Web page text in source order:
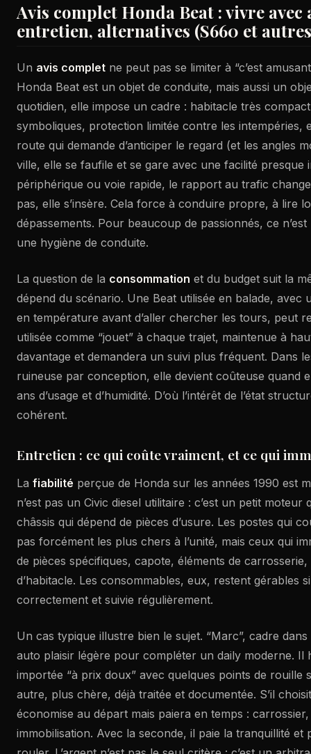
Avis complet Honda Beat : vivre
entretien, alternatives (S660 et
Un avis complet ne peut pas se limiter à “c’est
Honda Beat est un objet de conduite, mais aussi un
quotidien, elle impose un cadre : habitacle très
symboliques, protection limitée contre les intempéries,
route qui demande d’anticiper le regard (et les angles
ville, elle se faufile et se gare avec une facilité presque
périphérique ou voie rapide, le rapport au trafic
pas, elle s’insère. Cela force à conduire propre, à lire
dépassements. Pour beaucoup de passionnés, ce
une hygiène de conduite.
La question de la consommation et du budget suit la
dépend du scénario. Une Beat utilisée en balade, avec
en température avant d’aller chercher les tours, peut
utilisée comme “jouet” à chaque trajet, maintenue à
davantage et demandera un suivi plus fréquent. Dans
ruineuse par conception, elle devient coûteuse quand
ans d’usage et d’humidité. D’où l’intérêt de l’état
cohérent.
Entretien : ce qui coûte vraiment, et ce qui
La fiabilité perçue de Honda sur les années 1990 est
n’est pas un Civic diesel utilitaire : c’est un petit moteur
châssis qui dépend de pièces d’usure. Les postes qui
pas forcément les plus chers à l’unité, mais ceux qui
de pièces spécifiques, capote, éléments de
d’habitacle. Les consommables, eux, restent gérables
correctement et suivie régulièrement.
Un cas typique illustre bien le sujet. “Marc”, cadre
auto plaisir légère pour compléter un daily moderne. Il
importée “à prix doux” avec quelques points de rouille
autre, plus chère, déjà traitée et documentée. S’il
économise au départ mais paiera en temps :
immobilisation. Avec la seconde, il paie la tranquillité et